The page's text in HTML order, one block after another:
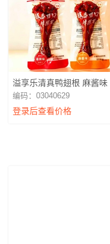
溢享乐清真鸭翅根 麻酱味
编码：03040629
登录后查看价格